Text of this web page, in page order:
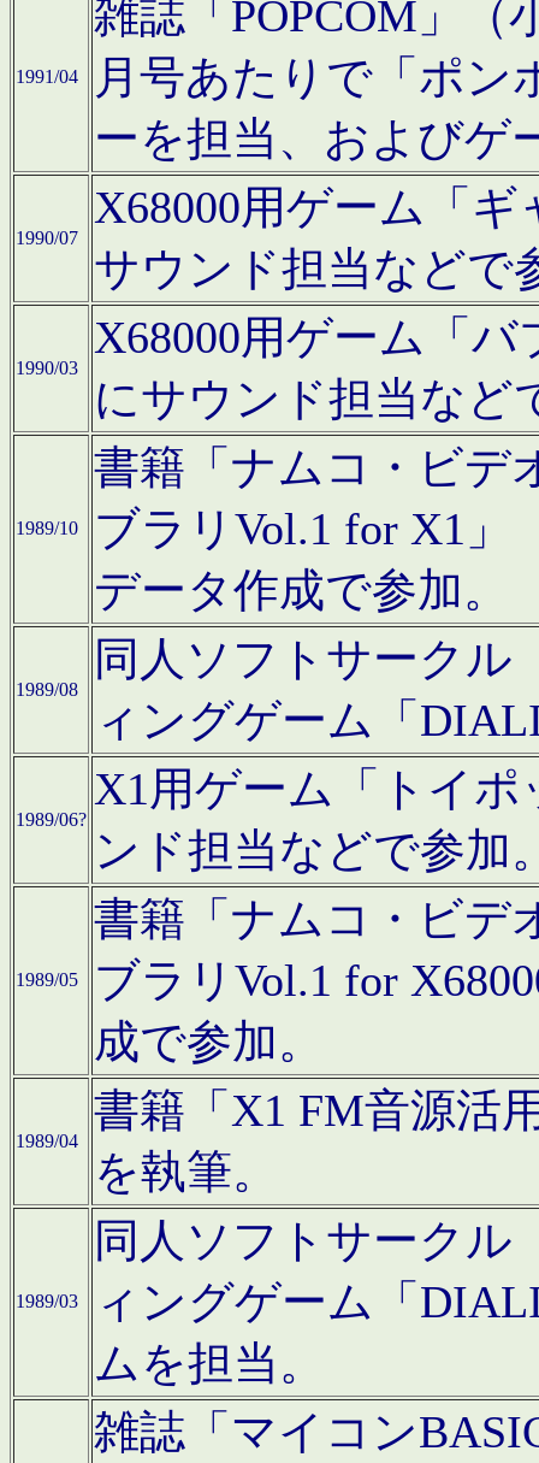
1991/04
雑誌「POPCOM」（
月号あたりで「ポン
ーを担当、およびゲ
1990/07
X68000用ゲーム「
サウンド担当などで
1990/03
X68000用ゲーム「
にサウンド担当など
1989/10
書籍「ナムコ・ビデ
ブラリVol.1 for X1」
データ作成で参加。
1989/08
同人ソフトサークル
ィングゲーム「
1989/06?
X1用ゲーム「トイ
ンド担当などで参加
1989/05
書籍「ナムコ・ビデ
ブラリVol.1 for
成で参加。
1989/04
書籍「X1 FM音源活
を執筆。
1989/03
同人ソフトサークル
ィングゲーム「
ムを担当。
雑誌「マイコン